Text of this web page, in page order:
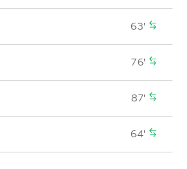
63'
76'
87'
64'